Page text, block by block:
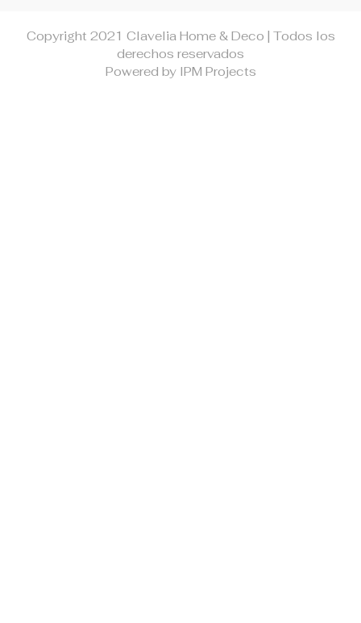
Copyright 2021 Clavelia Home & Deco | Todos los
derechos reservados
Powered by IPM Projects